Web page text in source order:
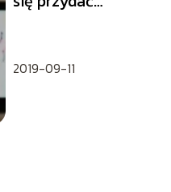
2019-09-11